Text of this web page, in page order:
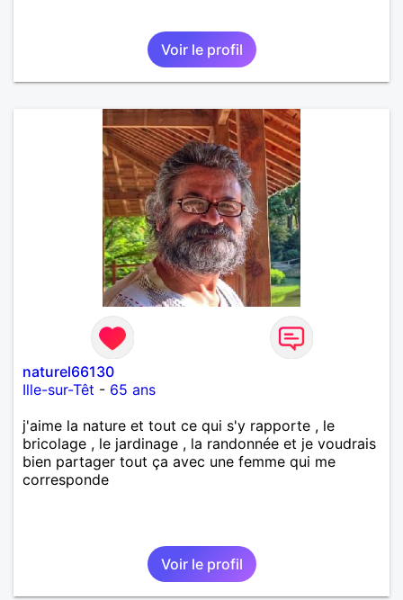
Voir le profil
naturel66130
Ille-sur-Têt - 65 ans
j'aime la nature et tout ce qui s'y rapporte , le
bricolage , le jardinage , la randonnée et je voudrais
bien partager tout ça avec une femme qui me
corresponde
Voir le profil